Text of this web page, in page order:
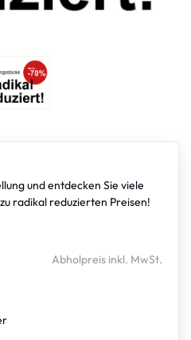
und entdecken Sie viele
radikal reduzierten Preisen!
Abholpreis inkl. MwSt.